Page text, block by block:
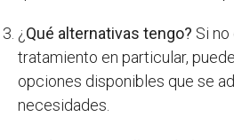
¿ Qué alternativas tengo? Si
tratamiento en particular,
opciones disponibles que se
necesidades.